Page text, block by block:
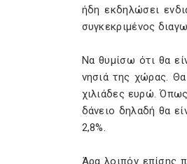
ήδη εκδηλώσει
συγκεκριμένος
Να θυμίσω ότι θα
νησιά της χώρας.
χιλιάδες ευρώ.
δάνειο δηλαδή θα
2,8%.
Άρα λοιπόν επίσης